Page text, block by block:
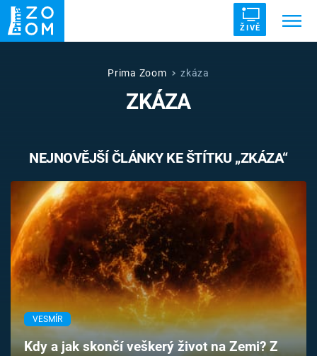
ŽIVĚ
UFO DRUHÁ SVĚTOVÁ VÁLKA
VETŘELCI DÁVNOVĚKU
Témata
Témata
Pořady
TV Program
Časopis
Prima Zoom zkáza
ZKÁZA
NEJNOVĚJŠÍ ČLÁNKY KE ŠTÍTKU „ZKÁZA“
VESMÍR
Kdy a jak skončí veškerý život na Zemi? Z